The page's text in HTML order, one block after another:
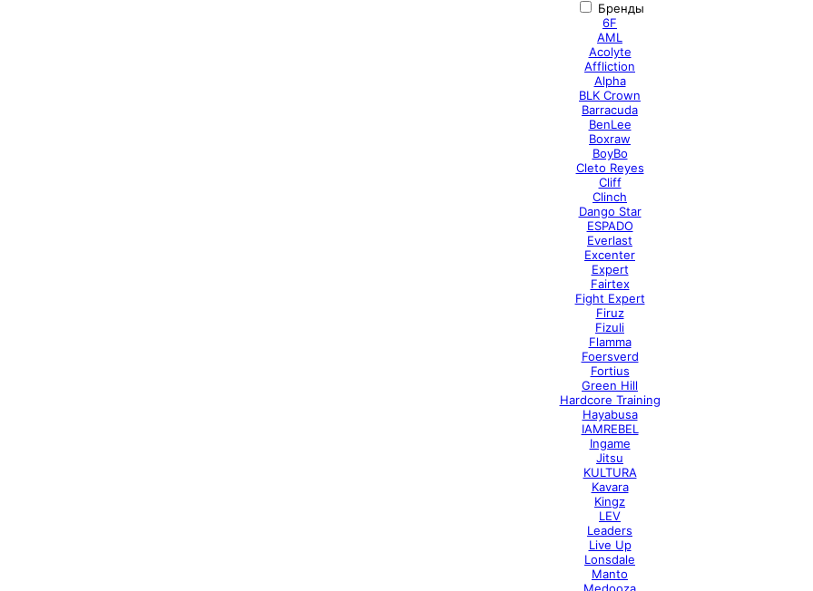
Бренды
6F
AML
Acolyte
Affliction
Alpha
BLK Crown
Barracuda
BenLee
Boxraw
BoyBo
Cleto Reyes
Cliff
Clinch
Dango Star
ESPADO
Everlast
Excenter
Expert
Fairtex
Fight Expert
Firuz
Fizuli
Flamma
Foersverd
Fortius
Green Hill
Hardcore Training
Hayabusa
IAMREBEL
Ingame
Jitsu
KULTURA
Kavara
Kingz
LEV
Leaders
Live Up
Lonsdale
Manto